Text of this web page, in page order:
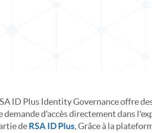
ID Plus Identity Governance offre
demande d'accès directement dans
deRSA ID Plus, Grâce à la